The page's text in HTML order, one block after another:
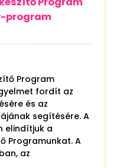
program
Program
fordít az
és az
segítésére. A
elindítjuk a
Programunkat. A
az